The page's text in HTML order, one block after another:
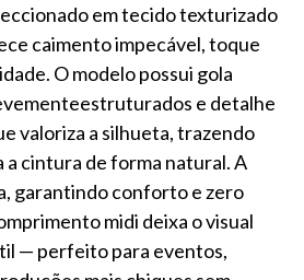
em tecido texturizado
caimento impecável, toque
O modelo possui gola
e detalhe
valoriza a silhueta, trazendo
a cintura de forma natural. A
garantindo conforto e zero
midi deixa o visual
— perfeito para eventos,